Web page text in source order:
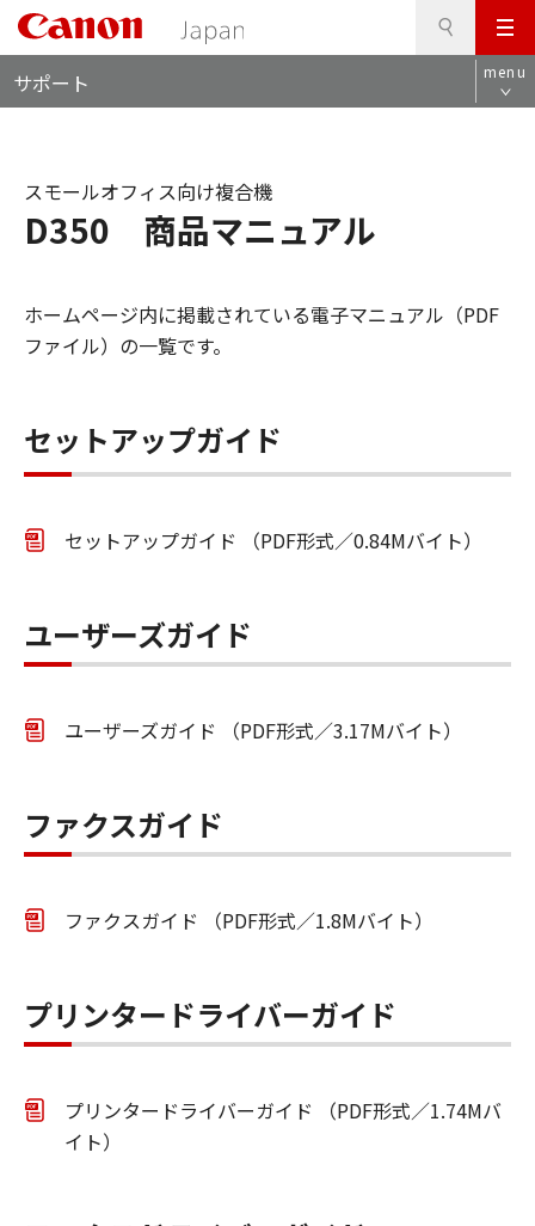
メ
ニ
ュ
サポート menu
D350 商品マニュアル
スモールオフィス向け複合機
ホームページ内に掲載されている電子マニュアル（PDF
ファイル）の一覧です。
セットアップガイド
セットアップガイド （PDF形式／0.84Mバイト）
ユーザーズガイド
ユーザーズガイド （PDF形式／3.17Mバイト）
ファクスガイド
ファクスガイド （PDF形式／1.8Mバイト）
プリンタードライバーガイド
プリンタードライバーガイド （PDF形式／1.74Mバ
イト）